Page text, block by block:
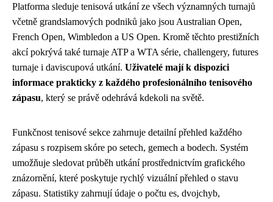
Platforma sleduje tenisová utkání ze všech významných turnajů
včetně grandslamových podniků jako jsou Australian Open,
French Open, Wimbledon a US Open. Kromě těchto prestižních
akcí pokrývá také turnaje ATP a WTA série, challengery, futures
turnaje i daviscupová utkání. Uživatelé mají k dispozici
informace prakticky z každého profesionálního tenisového
zápasu, který se právě odehrává kdekoli na světě.
Funkčnost tenisové sekce zahrnuje detailní přehled každého
zápasu s rozpisem skóre po setech, gemech a bodech. Systém
umožňuje sledovat průběh utkání prostřednictvím grafického
znázornění, které poskytuje rychlý vizuální přehled o stavu
zápasu. Statistiky zahrnují údaje o počtu es, dvojchyb,